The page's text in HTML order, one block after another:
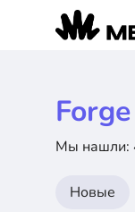
Forge
Мы нашли:
Новые